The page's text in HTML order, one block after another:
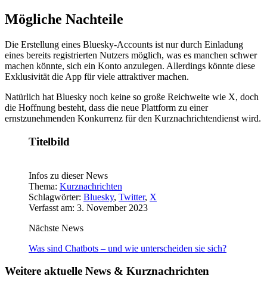
Mögliche Nachteile
Die Erstellung eines Bluesky-Accounts ist nur durch Einladung
eines bereits registrierten Nutzers möglich, was es manchen schwer
machen könnte, sich ein Konto anzulegen. Allerdings könnte diese
Exklusivität die App für viele attraktiver machen.
Natürlich hat Bluesky noch keine so große Reichweite wie X, doch
die Hoffnung besteht, dass die neue Plattform zu einer
ernstzunehmenden Konkurrenz für den Kurznachrichtendienst wird.
Titelbild
Infos zu dieser News
Thema: Kurznachrichten
Schlagwörter: Bluesky, Twitter, X
Verfasst am: 3. November 2023
Nächste News
Was sind Chatbots – und wie unterscheiden sie sich?
Weitere aktuelle News & Kurznachrichten